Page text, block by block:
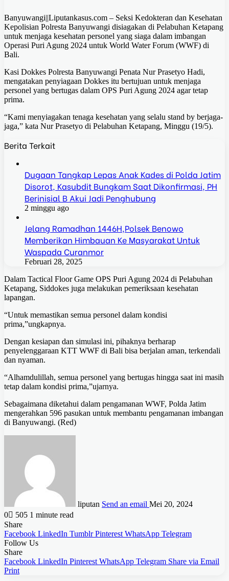
Banyuwangi||Liputankasus.com – Seksi Kedokteran dan Kesehatan
Kepolisian Polresta Banyuwangi disiagakan di Pelabuhan Ketapang
untuk menjaga kesehatan personel yang siaga dalam imbangan
Operasi Puri Agung 2024 untuk World Water Forum (WWF) di
Bali.
Kasi Dokkes Polresta Banyuwangi Penata Nur Prasetyo Hadi,
mengatakan penyiagaan Dokkes itu bertujuan untuk menjaga
personel yang bertugas dalam OPS Puri Agung 2024 agar tetap
prima.
“Kami menyiagakan tenaga kesehatan yang selalu stand by berjaga-
jaga,” kata Nur Prasetyo di Pelabuhan Ketapang, Minggu (19/5).
Berita Terkait
Dugaan Tangkap Lepas Anak Kades di Polda Jatim
Disorot, Kasubdit Bungkam Saat Dikonfirmasi, PH
Berinisial B Akui Jadi Penghubung
2 minggu ago
Jelang Ramadhan 1446H,Polsek Benowo
Memberikan Himbauan Ke Masyarakat Untuk
Waspada Curanmor
Februari 28, 2025
Dalam Tactical Floor Game OPS Puri Agung 2024 di Pelabuhan
Ketapang, Siddokes juga melakukan pemeriksaan kesehatan
lapangan.
“Untuk memastikan semua personel dalam kondisi
prima,”ungkapnya.
Dengan kesiapan dan simulasi ini, pihaknya berharap
penyelenggaraan KTT WWF di Bali bisa berjalan aman, terkendali
dan nyaman.
“Alhamdulillah, semua personel yang bertugas hingga saat ini masih
tetap dalam kondisi prima,”ujarnya.
Sebagaimana diketahui dalam pengamanan WWF, Polda Jatim
mengerahkan 596 pasukan untuk membantu pengamanan imbangan
di Banyuwangi. (Red)
liputan Send an email Mei 20, 2024
0
505 1 minute read
Share
Facebook LinkedIn Tumblr Pinterest WhatsApp Telegram
Follow Us
Share
Facebook LinkedIn Pinterest WhatsApp Telegram Share via Email
Print